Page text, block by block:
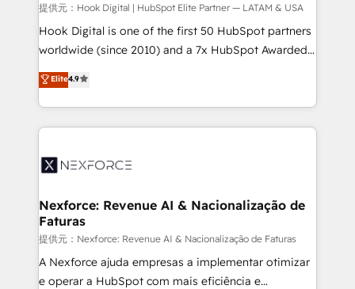
Design & Development We empower our clients to
reach their full potential by providing transparent,
relationship-driven support. With over 300 HubSpot
technical know-how and strategic guidance you
need to succeed.
提供元：Hook Digital | HubSpot Elite Partner — LATAM & USA
Hook Digital is one of the first 50 HubSpot partners
worldwide (since 2010) and a 7x HubSpot Awarded
Elite Partner. With 500+ projects across the U.S.,
Brazil, and LATAM, we combine global expertise with
regional experience. Today, we are Brazil’s largest
HubSpot Elite Partner—trusted by companies across
Implementation & Migration Onboarding across all
Station, Freshdesk, Intercom, and more. Custom
objects, automations, and integrations built for
growth. 🚀 AI-Driven GTM Orchestration Unify
HubSpot with LinkedIn, WhatsApp, email, paid
media, and AI voice to drive pipeline. 🤖 AI Custom
Elite4.9
Nexforce: Revenue AI & Nacionalização de
Faturas
提供元：Nexforce: Revenue AI & Nacionalização de Faturas
A Nexforce ajuda empresas a implementar otimizar
e operar a HubSpot com mais eficiência e